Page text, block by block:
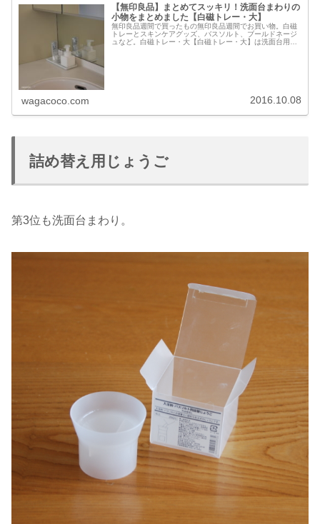
【無印良品】まとめてスッキリ！洗面台まわりの
小物をまとめました【白磁トレー・大】
無印良品週間で買ったもの無印良品週間でお買い物。白磁
トレーとスキンケアグッズ、バスソルト、ブールドネージ
ュなど。白磁トレー・大【白磁トレー・大】は洗面台用。
wagacoco.com 2016.10.08
詰め替え用じょうご
第3位も洗面台まわり。